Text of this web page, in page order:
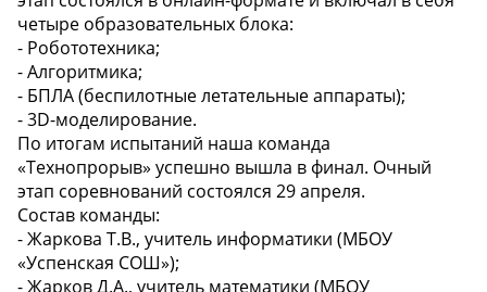
четыре образовательных блока:
- Робототехника;
- Алгоритмика;
- БПЛА (беспилотные летательные аппараты);
- 3D-моделирование.
По итогам испытаний наша команда
«Технопрорыв» успешно вышла в финал. Очный
этап соревнований состоялся 29 апреля.
Состав команды:
- Жаркова Т.В., учитель информатики (МБОУ
«Успенская СОШ»);
- Жарков Д.А., учитель математики (МБОУ